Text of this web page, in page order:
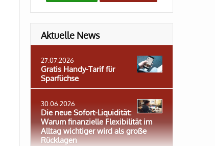
Aktuelle News
27.07.2026
Gratis Handy-Tarif für
Sparfüchse
30.06.2026
Die neue Sofort-Liquidität:
Warum finanzielle Flexibilität im
Alltag wichtiger wird als große
Rücklagen